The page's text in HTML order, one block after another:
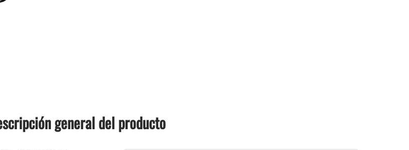
general del producto